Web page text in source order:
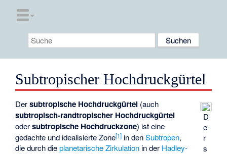
Subtropischer Hochdruckgürtel
D
e
r
s
Dersubtropische Hochdruckgürtel (auch
subtropisch-randtropischer Hochdruckgürtel
odersubtropische Hochdruckzone) ist eine
gedachte und idealisierte Zone[1] in denSubtropen,
die durch dieplanetarische Zirkulation in der Hadley-